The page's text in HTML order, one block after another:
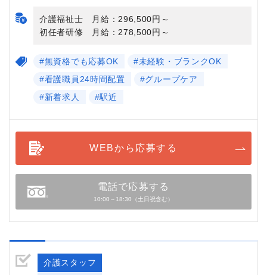
介護福祉士 月給：296,500円～
初任者研修 月給：278,500円～
#無資格でも応募OK
#未経験・ブランクOK
#看護職員24時間配置
#グループケア
#新着求人
#駅近
WEBから応募する
電話で応募する
10:00～18:30（土日祝含む）
介護スタッフ